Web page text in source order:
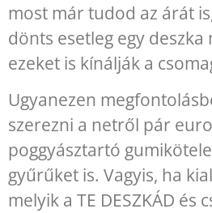
most már tudod az árát
dönts esetleg egy
ezeket is kínálják a
Ugyanezen
szerezni a netről pár
poggyásztartó
gyűrűket is. Vagyis, ha
melyik a TE DESZKÁD és